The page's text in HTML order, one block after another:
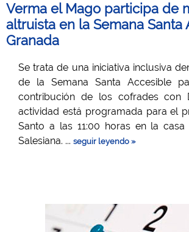
Verma el Mago participa de
altruista en la Semana Santa
Granada
Se trata de una iniciativa inclusiva
de la Semana Santa Accesible
contribución de los cofrades con
actividad está programada para el
Santo a las 11:00 horas en la
Salesiana. ... seguir leyendo »